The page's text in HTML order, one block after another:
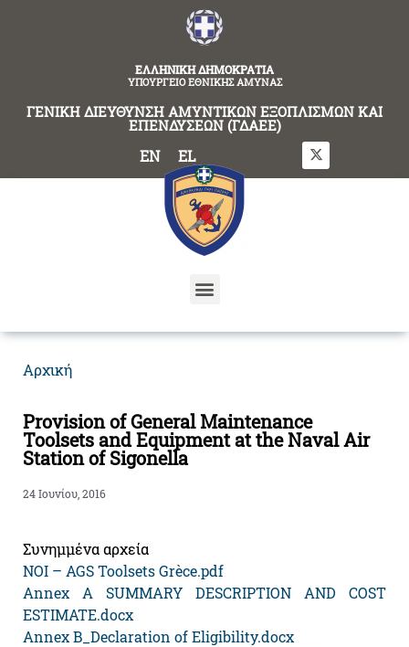
ΕΛΛΗΝΙΚΗ ΔΗΜΟΚΡΑΤΙΑ
ΥΠΟΥΡΓΕΙΟ ΕΘΝΙΚΗΣ ΑΜΥΝΑΣ
ΓΕΝΙΚΗ ΔΙΕΥΘΥΝΣΗ ΑΜΥΝΤΙΚΩΝ ΕΞΟΠΛΙΣΜΩΝ ΚΑΙ
ΕΠΕΝΔΥΣΕΩΝ (ΓΔΑΕΕ)
EN EL
Αρχική
Provision of General Maintenance
Toolsets and Equipment at the Naval Air
Station of Sigonella
24 Ιουνίου, 2016
Συνημμένα αρχεία
NOI – AGS Toolsets Grèce.pdf
Annex A SUMMARY DESCRIPTION AND COST
ESTIMATE.docx
Annex B_Declaration of Eligibility.docx